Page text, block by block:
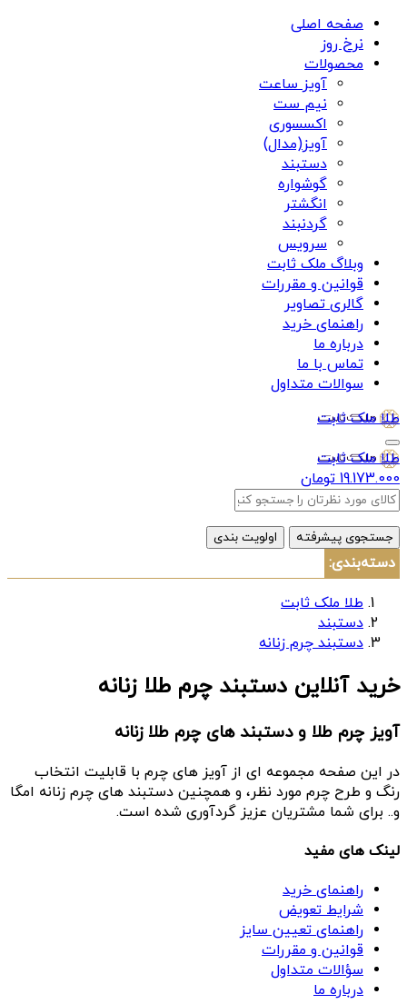
صفحه اصلی
نرخ روز
محصولات
آویز ساعت
نیم ست
اکسسوری
آویز(مدال)
دستبند
گوشواره
انگشتر
گردنبند
سرویس
وبلاگ ملک ثابت
قوانین و مقررات
گالری تصاویر
راهنمای خرید
درباره ما
تماس با ما
سوالات متداول
طلا ملک ثابت
طلا ملک ثابت
19.173.000 تومان
جستجوی پیشرفته اولویت بندی
دسته‌بندی:
طلا ملک ثابت
دستبند
دستبند چرم زنانه
خرید آنلاین دستبند چرم طلا زنانه
آویز چرم طلا و دستبند های چرم طلا زنانه
در این صفحه مجموعه ای از آویز های چرم با قابلیت انتخاب
رنگ و طرح چرم مورد نظر، و همچنین دستبند های چرم زنانه امگا
و.. برای شما مشتریان عزیز گردآوری شده است.
لینک های مفید
راهنمای خرید
شرایط تعویض
راهنمای تعیین سایز
قوانین و مقررات
سؤالات متداول
درباره ما